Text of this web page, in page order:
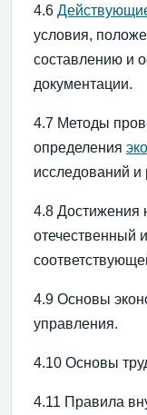
4.6
условия,
составлению и
документации.
4.7 Методы
определения
исследований и
4.8 Достижения
отечественный и
4.9 Основы
управления.
4.10 Основы
4.11 Правила